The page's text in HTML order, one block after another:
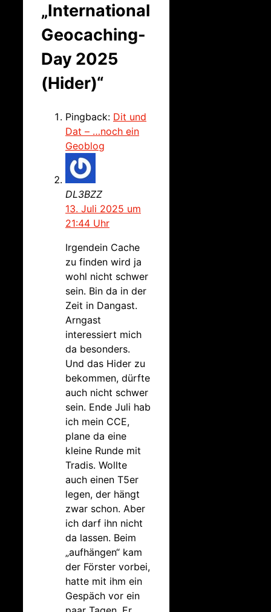
„International
Geocaching-
Day 2025
(Hider)“
Pingback: Dit und
Dat – …noch ein
Geoblog
DL3BZZ
13. Juli 2025 um
21:44 Uhr
Irgendein Cache
zu finden wird ja
wohl nicht schwer
sein. Bin da in der
Zeit in Dangast.
Arngast
interessiert mich
da besonders.
Und das Hider zu
bekommen, dürfte
auch nicht schwer
sein. Ende Juli hab
ich mein CCE,
plane da eine
kleine Runde mit
Tradis. Wollte
auch einen T5er
legen, der hängt
zwar schon. Aber
ich darf ihn nicht
da lassen. Beim
„aufhängen“ kam
der Förster vorbei,
hatte mit ihm ein
Gespäch vor ein